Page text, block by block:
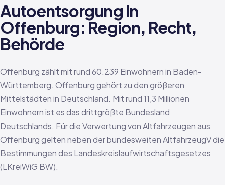
Autoentsorgung in
Offenburg: Region, Recht,
Behörde
Offenburg zählt mit rund 60.239 Einwohnern in Baden-
Württemberg. Offenburg gehört zu den größeren
Mittelstädten in Deutschland. Mit rund 11,3 Millionen
Einwohnern ist es das drittgrößte Bundesland
Deutschlands. Für die Verwertung von Altfahrzeugen aus
Offenburg gelten neben der bundesweiten AltfahrzeugV die
Bestimmungen des Landeskreislaufwirtschaftsgesetzes
(LKreiWiG BW).